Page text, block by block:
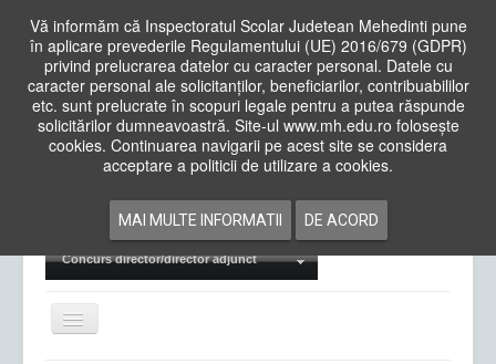
Vă informăm că Inspectoratul Scolar Judetean Mehedinti pune
în aplicare prevederile Regulamentului (UE) 2016/679 (GDPR)
privind prelucrarea datelor cu caracter personal. Datele cu
caracter personal ale solicitanților, beneficiarilor, contribuabililor
etc. sunt prelucrate în scopuri legale pentru a putea răspunde
solicitărilor dumneavoastră. Site-ul www.mh.edu.ro folosește
cookies. Continuarea navigarii pe acest site se considera
acceptare a politicii de utilizare a cookies.
MAI MULTE INFORMATII DE ACORD
Cauta
in
siteAcasa Cadre Didactice
Examene Naționale
Concurs director/director adjunct
Comută
navigarea